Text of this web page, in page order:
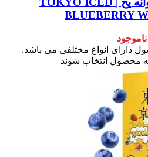
BLUEBERRY
ناموجود
دارای انواع مختلفی می باشد.
محصول انتخاب شوند